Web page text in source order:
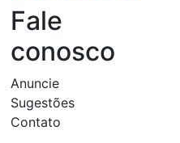
Fale
conosco
Anuncie
Sugestões
Contato